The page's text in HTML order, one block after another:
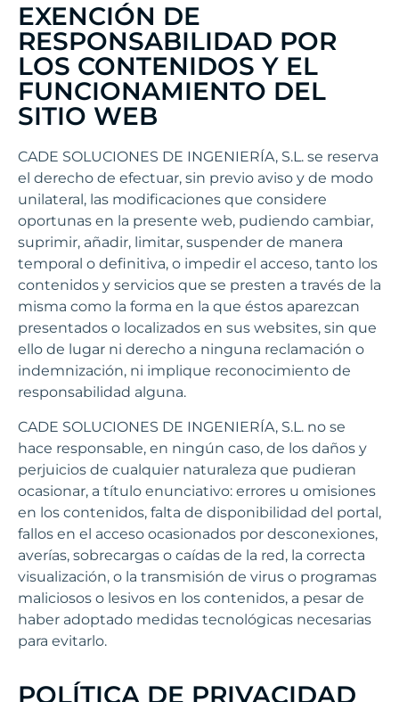
EXENCIÓN DE
RESPONSABILIDAD POR
LOS CONTENIDOS Y EL
FUNCIONAMIENTO DEL
SITIO WEB
CADE SOLUCIONES DE INGENIERÍA, S.L. se reserva
el derecho de efectuar, sin previo aviso y de modo
unilateral, las modificaciones que considere
oportunas en la presente web, pudiendo cambiar,
suprimir, añadir, limitar, suspender de manera
temporal o definitiva, o impedir el acceso, tanto los
contenidos y servicios que se presten a través de la
misma como la forma en la que éstos aparezcan
presentados o localizados en sus websites, sin que
ello de lugar ni derecho a ninguna reclamación o
indemnización, ni implique reconocimiento de
responsabilidad alguna.
CADE SOLUCIONES DE INGENIERÍA, S.L. no se
hace responsable, en ningún caso, de los daños y
perjuicios de cualquier naturaleza que pudieran
ocasionar, a título enunciativo: errores u omisiones
en los contenidos, falta de disponibilidad del portal,
fallos en el acceso ocasionados por desconexiones,
averías, sobrecargas o caídas de la red, la correcta
visualización, o la transmisión de virus o programas
maliciosos o lesivos en los contenidos, a pesar de
haber adoptado medidas tecnológicas necesarias
para evitarlo.
POLÍTICA DE PRIVACIDAD